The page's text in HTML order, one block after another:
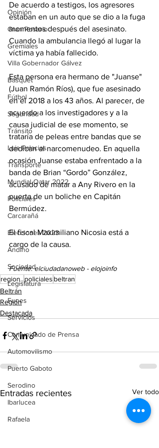
Opinión
Gran Rosario
Gremiales
Villa Gobernador Gálvez
Básquet
Fútbol
Seguridad
Tránsito
Luis Palacios
Transporte
Mundial Qatar 2022
Policiales
Carcarañá
Elecciones 2023
Andino
Sociedad
Legislatura
Funes
Servicios
Comunicado de Prensa
Automovilismo
Puerto Gaboto
Serodino
Ibarlucea
Rafaela
De acuerdo a testigos, los agresores
estaban en un auto que se dio a la fuga
momentos después del asesinato.
Cuando la ambulancia llegó al lugar la
víctima ya había fallecido.
Esta persona era hermano de "Juanse"
(Juan Ramón Ríos), que fue asesinado
en el 2018 a los 43 años. Al parecer, de
acuerdo a los investigadores y a la
causa judicial de ese momento, se
trataría de peleas entre bandas que se
dedican al narcomenudeo. En aquella
ocasión Juanse estaba enfrentado a la
banda de Brian “Gordo” González,
acusado de matar a Any Rivero en la
puerta de un boliche en Capitán
Bermúdez.
El fiscal Maximiliano Nicosia está a
cargo de la causa.
Fuente: elciudadanoweb - elojoinfo
region.. policiales beltran
Beltrán
Región
Destacada
Entradas recientes Ver todo